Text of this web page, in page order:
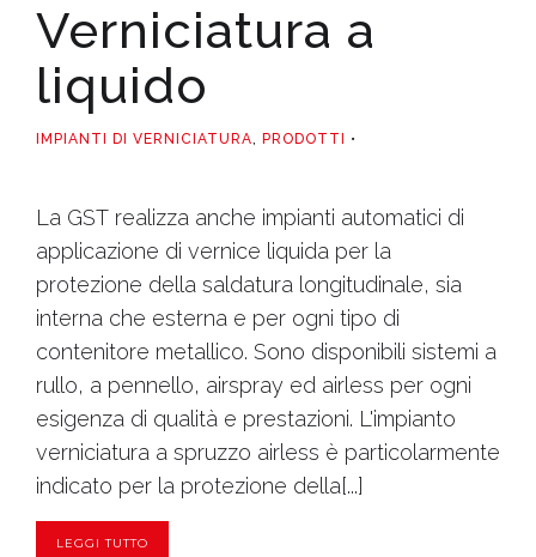
Verniciatura a
liquido
IMPIANTI DI VERNICIATURA, PRODOTTI
La GST realizza anche impianti automatici di
applicazione di vernice liquida per la
protezione della saldatura longitudinale, sia
interna che esterna e per ogni tipo di
contenitore metallico. Sono disponibili sistemi a
rullo, a pennello, airspray ed airless per ogni
esigenza di qualità e prestazioni. L'impianto
verniciatura a spruzzo airless è particolarmente
indicato per la protezione della[...]
LEGGI TUTTO